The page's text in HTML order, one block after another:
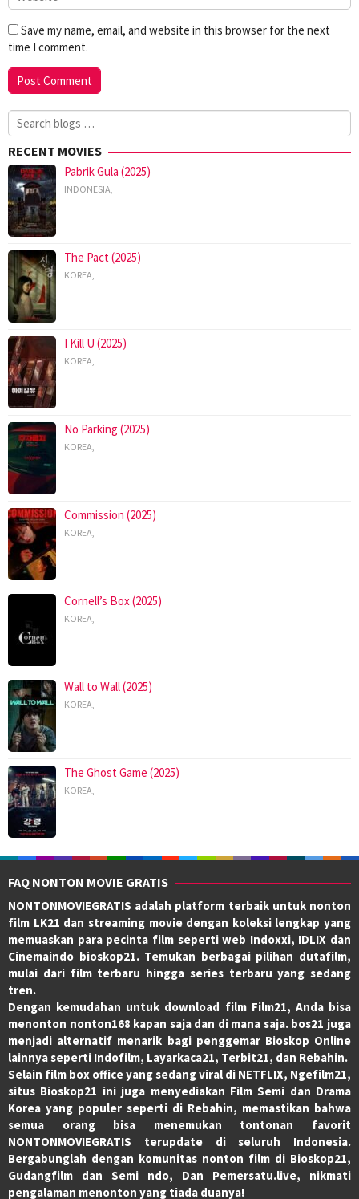
Save my name, email, and website in this browser for the next
time I comment.
Search
for:
RECENT MOVIES
Pabrik Gula (2025)
INDONESIA
The Pact (2025)
KOREA
I Kill U (2025)
KOREA
No Parking (2025)
KOREA
Commission (2025)
KOREA
Cornell’s Box (2025)
KOREA
Wall to Wall (2025)
KOREA
The Ghost Game (2025)
KOREA
FAQ NONTON MOVIE GRATIS
NONTONMOVIEGRATIS adalah platform terbaik untuk nonton
film LK21 dan streaming movie dengan koleksi lengkap yang
memuaskan para pecinta film seperti web Indoxxi, IDLIX dan
Cinemaindo bioskop21. Temukan berbagai pilihan dutafilm,
mulai dari film terbaru hingga series terbaru yang sedang
tren.
Dengan kemudahan untuk download film Film21, Anda bisa
menonton nonton168 kapan saja dan di mana saja. bos21 juga
menjadi alternatif menarik bagi penggemar Bioskop Online
lainnya seperti Indofilm, Layarkaca21, Terbit21, dan Rebahin.
Selain film box office yang sedang viral di NETFLIX, Ngefilm21,
situs Bioskop21 ini juga menyediakan Film Semi dan Drama
Korea yang populer seperti di Rebahin, memastikan bahwa
semua orang bisa menemukan tontonan favorit
NONTONMOVIEGRATIS terupdate di seluruh Indonesia.
Bergabunglah dengan komunitas nonton film di Bioskop21,
Gudangfilm dan Semi ndo, Dan Pemersatu.live, nikmati
pengalaman menonton yang tiada duanya!